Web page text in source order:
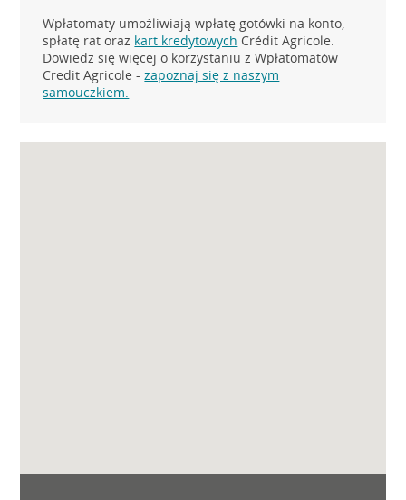
Wpłatomaty umożliwiają wpłatę gotówki na konto,
spłatę rat oraz kart kredytowych Crédit Agricole.
Dowiedz się więcej o korzystaniu z Wpłatomatów
Credit Agricole -zapoznaj się z naszym
samouczkiem.